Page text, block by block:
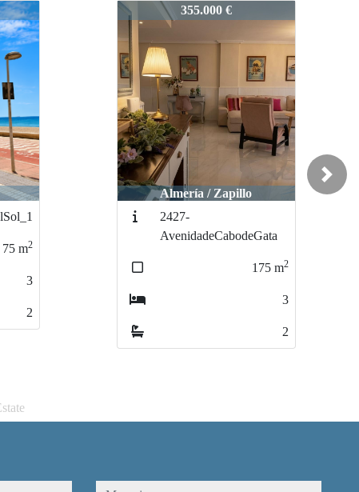
2
2441-CabodeGata
240.000 €
Almería / Zapillo
Next